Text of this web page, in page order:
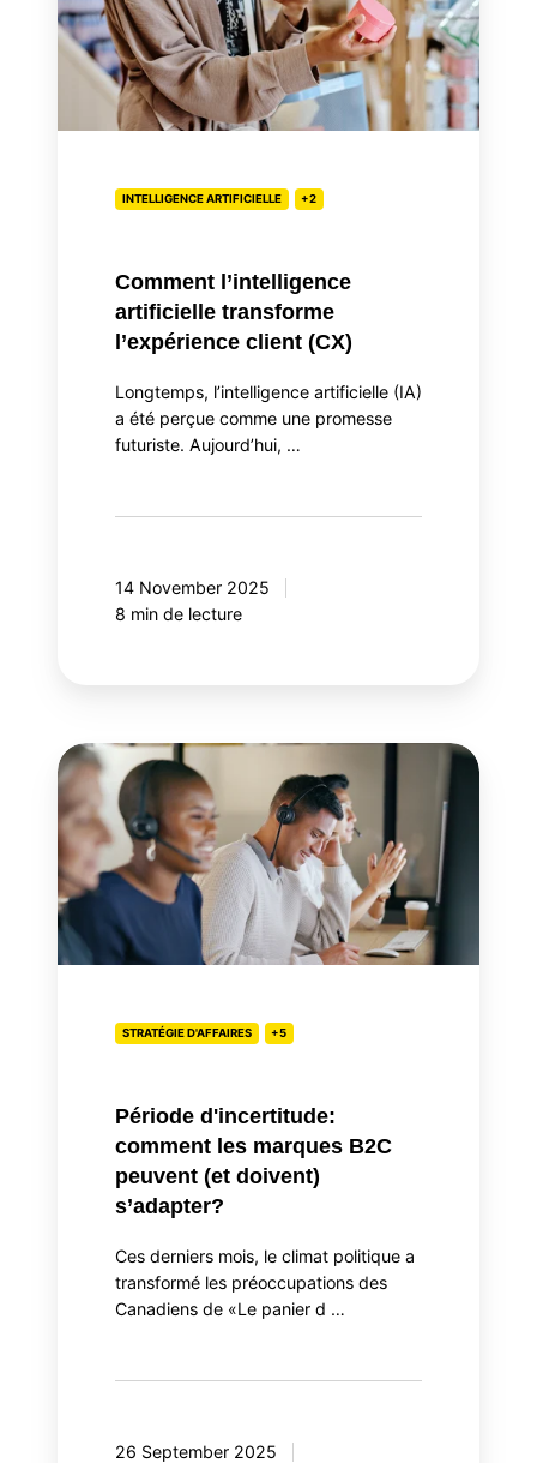
client
(CX)
INTELLIGENCE ARTIFICIELLE +2
Comment l’intelligence
artificielle transforme
l’expérience client (CX)
Longtemps, l’intelligence artificielle (IA)
a été perçue comme une promesse
futuriste. Aujourd’hui, …
14 November 2025
8 min de lecture
Période
d'incertitude:
comment
les
marques
B2C
peuvent
(et
s’adapter?STRATÉGIE D'AFFAIRES +5
Période d'incertitude:
comment les marques B2C
peuvent (et doivent)
s’adapter?
Ces derniers mois, le climat politique a
transformé les préoccupations des
Canadiens de «Le panier d …
26 September 2025